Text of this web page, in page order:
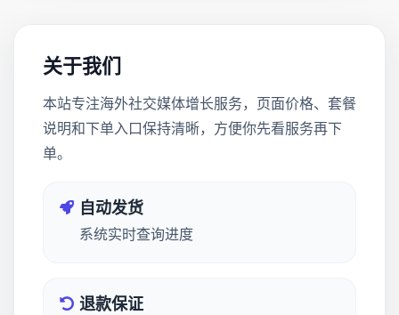
关于我们
本站专注海外社交媒体增长服务，页面价格、套餐
说明和下单入口保持清晰，方便你先看服务再下
单。
自动发货
系统实时查询进度
退款保证